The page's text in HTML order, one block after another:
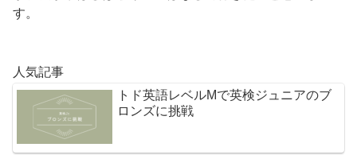
す。
人気記事
トド英語レベルMで英検ジュニアのブ
ロンズに挑戦